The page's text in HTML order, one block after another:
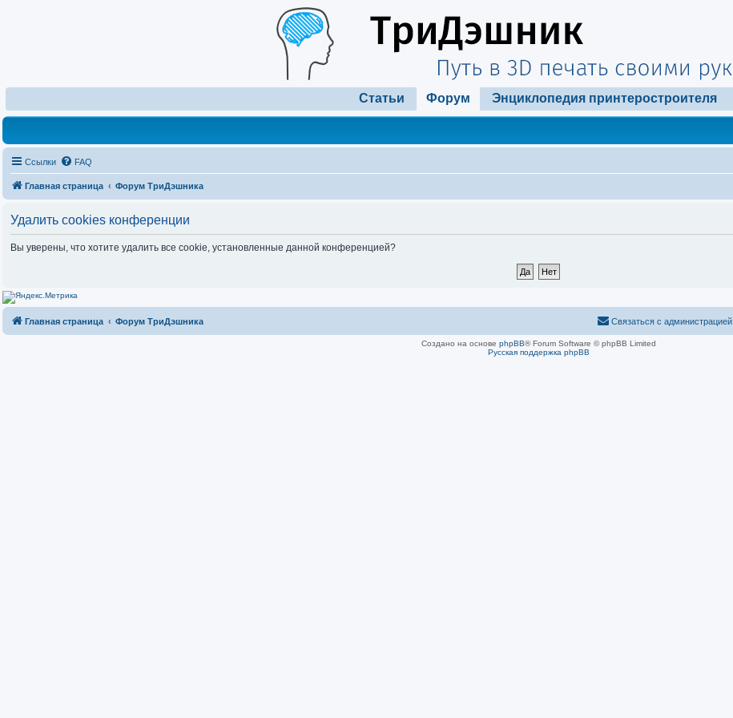
Статьи Форум Энциклопедия принтеростроителя
Ссылки FAQ
Главная страница Форум ТриДэшника
Удалить cookies конференции
Вы уверены, что хотите удалить все cookie, установленные данной конференцией?
Главная страница Форум ТриДэшника Связаться с администрацией
Создано на основе phpBB® Forum Software © phpBB Limited
Русская поддержка phpBB